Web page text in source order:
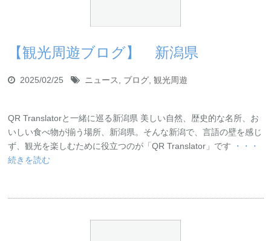
【観光周遊ブログ】 新潟県
2025/02/25 ニュース ブログ, 観光周遊
QR Translatorと一緒に巡る新潟県 美しい自然、歴史的な名所、お
いしい食べ物が揃う場所、新潟県。そんな新潟で、言語の壁を感じ
ず、観光を楽しむために役立つのが「QR Translator」です
・・・
続きを読む